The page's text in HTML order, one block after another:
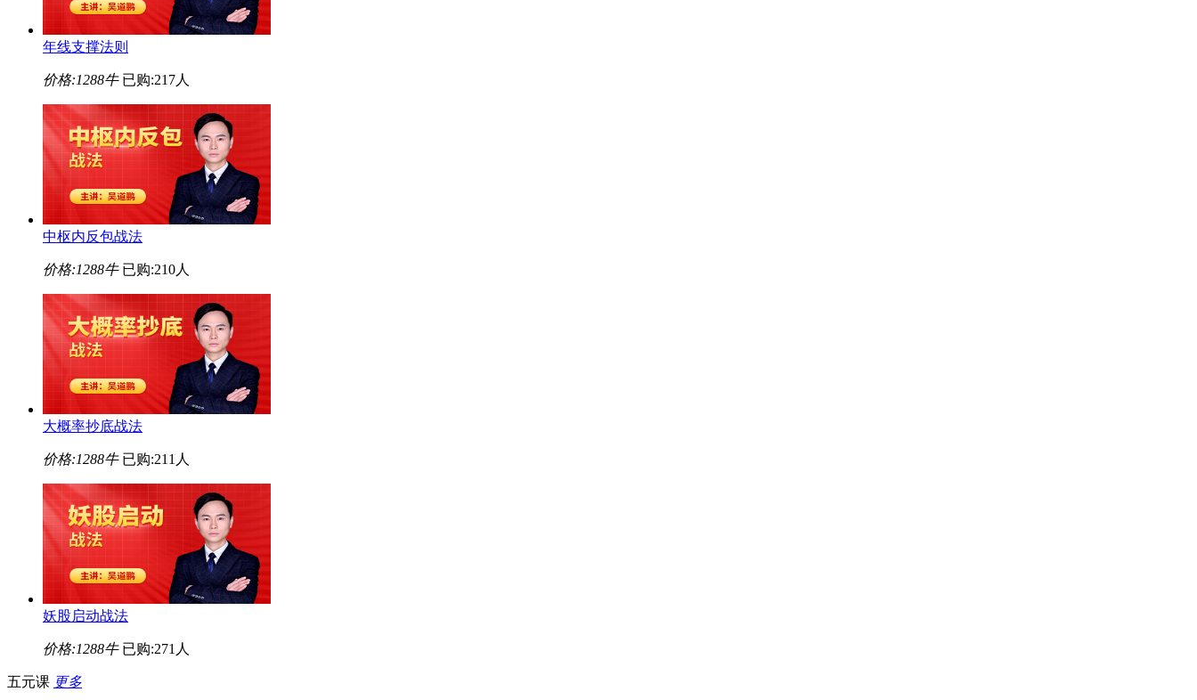
年线支撑法则
价格:1288牛 已购:217人
中枢内反包战法
价格:1288牛 已购:210人
大概率抄底战法
价格:1288牛 已购:211人
妖股启动战法
价格:1288牛 已购:271人
五元课 更多